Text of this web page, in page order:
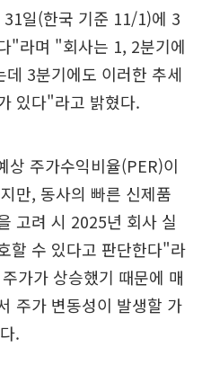
일(한국 기준 11/1)에 3
"라며 "회사는 1, 2분기에
3분기에도 이러한 추세
있다"라고 밝혔다.
주가수익비율(PER)이
만, 동사의 빠른 신제품
고려 시 2025년 회사 실
할 수 있다고 판단한다"라
가가 상승했기 때문에 매
주가 변동성이 발생할 가
.